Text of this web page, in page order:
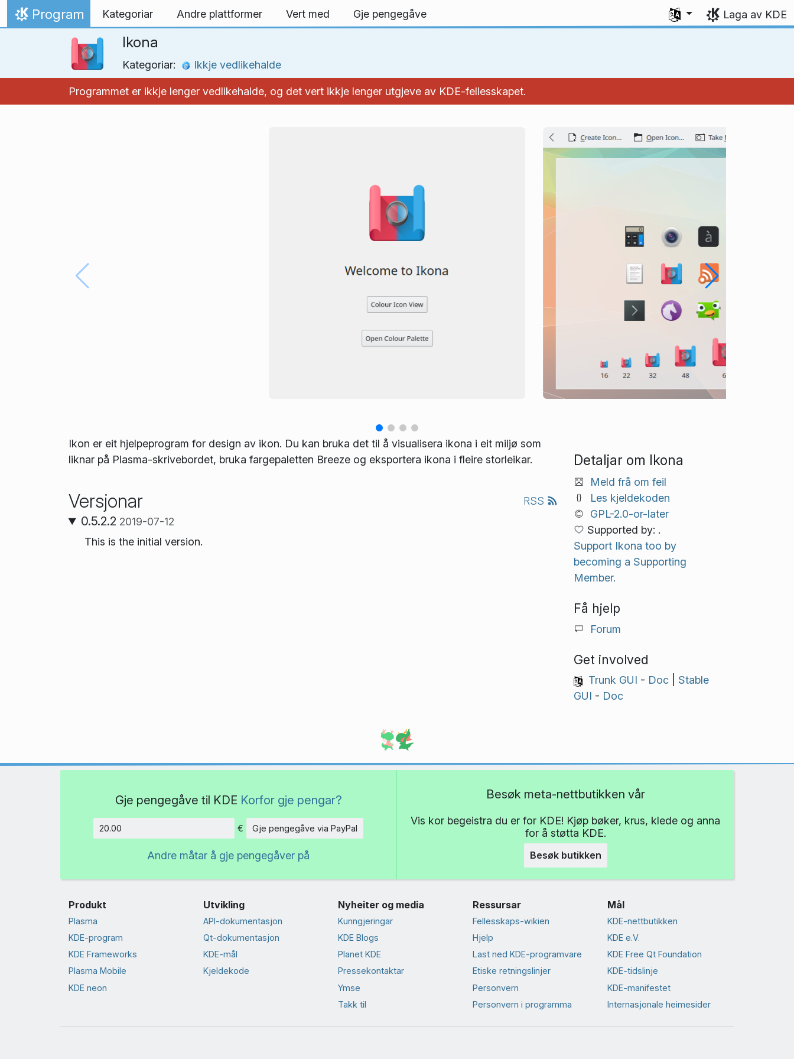
Hopp til innhaldet
Heim
Program Kategoriar Andre plattformer Vert med Gje pengegåve
Vel språk
Laga av KDE
Ikona
Kategoriar: Ikkje vedlikehalde
Programmet er ikkje lenger vedlikehalde, og det vert ikkje lenger utgjeve av KDE-fellesskapet.
Ikon er eit hjelpeprogram for design av ikon. Du kan bruka det til å visualisera ikona i eit miljø som
liknar på Plasma-skrivebordet, bruka farge­paletten Breeze og eksportera ikona i fleire storleikar.
Versjonar RSS
0.5.2.2 2019-07-12
This is the initial version.
Detaljar om Ikona
Meld frå om feil
Les kjeldekoden
GPL-2.0-or-later
Supported by: .
Support Ikona too by
becoming a Supporting
Member.
Få hjelp
Forum
Get involved
Trunk GUI - Doc| Stable
GUI - Doc
Gje pengegåve til KDE Korfor gje pengar?
Beløp
€ Gje pengegåve via PayPal
Andre måtar å gje pengegåver på
Besøk meta-nettbutikken vår
Vis kor begeistra du er for KDE! Kjøp bøker, krus, klede og anna
for å støtta KDE.
Besøk butikken
Produkt
Plasma
KDE-program
KDE Frameworks
Plasma Mobile
KDE neon
Utvikling
API-dokumentasjon
Qt-dokumentasjon
KDE-mål
Kjeldekode
Nyheiter og media
Kunngjeringar
KDE Blogs
Planet KDE
Presse­kontaktar
Ymse
Takk til
Ressursar
Fellesskaps-wikien
Hjelp
Last ned KDE-programvare
Etiske retningslinjer
Personvern
Personvern i programma
Mål
KDE-nettbutikken
KDE e.V.
KDE Free Qt Foundation
KDE-tidslinje
KDE-manifestet
Internasjonale heimesider